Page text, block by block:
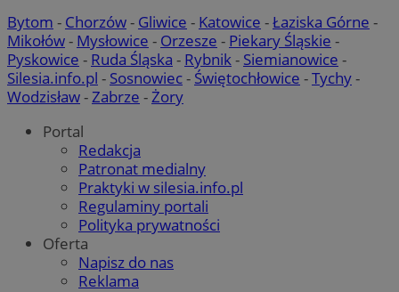
Bytom - Chorzów- Gliwice - Katowice -Łaziska Górne -
Mikołów- Mysłowice - Orzesze - Piekary Śląskie -
Pyskowice - Ruda Śląska - Rybnik- Siemianowice -
Silesia.info.pl - Sosnowiec- Świętochłowice -Tychy-
Wodzisław-Zabrze -Żory
Portal
Redakcja
Patronat medialny
Praktyki w silesia.info.pl
Regulaminy portali
Polityka prywatności
Oferta
Napisz do nas
Reklama